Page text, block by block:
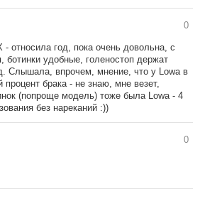
0
- относила год, пока очень довольна, с
ботинки удобные, голеностоп держат
Слышала, впрочем, мнение, что у Lowa в
брака - не знаю, мне везет,
(попроще модель) тоже была Lowa - 4
без нареканий :))
0